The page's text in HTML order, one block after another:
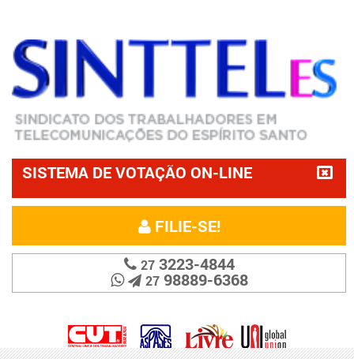
SISTEMA DE VOTAÇÃO ON-LINE
FILIE-SE!
273223-4844
2798889-6368